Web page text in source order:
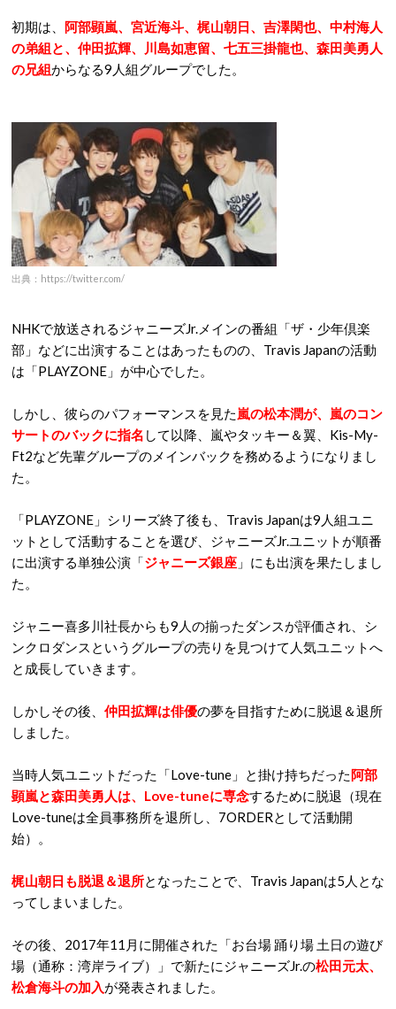
初期は、 阿部顕嵐、宮近海斗、梶山朝日、吉澤閑也、中村海人
の弟組と、仲田拡輝、川島如恵留、七五三掛龍也、森田美勇人
の兄組からなる9人組グループでした。
出典：https://twitter.com/
NHKで放送されるジャニーズJr.メインの番組「ザ・少年倶楽
部」などに出演することはあったものの、Travis Japanの活動
は「PLAYZONE」が中心でした。
しかし、彼らのパフォーマンスを見た嵐の松本潤が、嵐のコン
サートのバックに指名 して以降、嵐やタッキー＆翼、Kis-My-
Ft2など先輩グループのメインバックを務めるようになりまし
た。
「PLAYZONE」シリーズ終了後も、Travis Japanは9人組ユニ
ットとして活動することを選び、ジャニーズJr.ユニットが順番
に出演する単独公演「ジャニーズ銀座 」にも出演を果たしまし
た。
ジャニー喜多川社長からも9人の揃ったダンスが評価され、シ
ンクロダンスというグループの売りを見つけて人気ユニットへ
と成長していきます。
しかしその後、 仲田拡輝は俳優の夢を目指すために脱退＆退所
しました。
当時人気ユニットだった「Love-tune」と掛け持ちだった阿部
顕嵐と森田美勇人は、Love-tuneに専念するために脱退（現在
Love-tuneは全員事務所を退所し、7ORDERとして活動開
始）。
梶山朝日も脱退＆退所となったことで、Travis Japanは5人とな
ってしまいました。
その後、2017年11月に開催された「お台場 踊り場 土日の遊び
場（通称：湾岸ライブ）」で新たにジャニーズJr.の松田元太、
松倉海斗の加入が発表されました。